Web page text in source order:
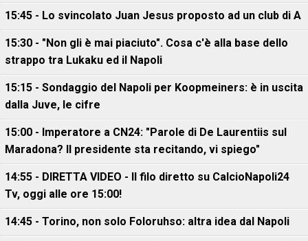
15:45 - Lo svincolato Juan Jesus proposto ad un club di A
15:30 - "Non gli è mai piaciuto". Cosa c'è alla base dello
strappo tra Lukaku ed il Napoli
15:15 - Sondaggio del Napoli per Koopmeiners: è in uscita
dalla Juve, le cifre
15:00 - Imperatore a CN24: "Parole di De Laurentiis sul
Maradona? Il presidente sta recitando, vi spiego"
14:55 - DIRETTA VIDEO - Il filo diretto su CalcioNapoli24
Tv, oggi alle ore 15:00!
14:45 - Torino, non solo Foloruhso: altra idea dal Napoli